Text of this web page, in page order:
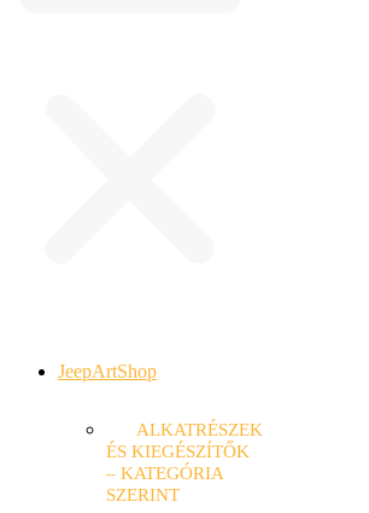
JeepArtShop
ALKATRÉSZEK
ÉS KIEGÉSZÍTŐK
– KATEGÓRIA
SZERINT